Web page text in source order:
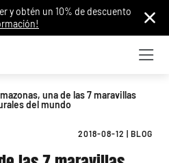
y obtén un 10% de descuento
una de las 7 maravillas
del mundo
2018-08-12 BLOG